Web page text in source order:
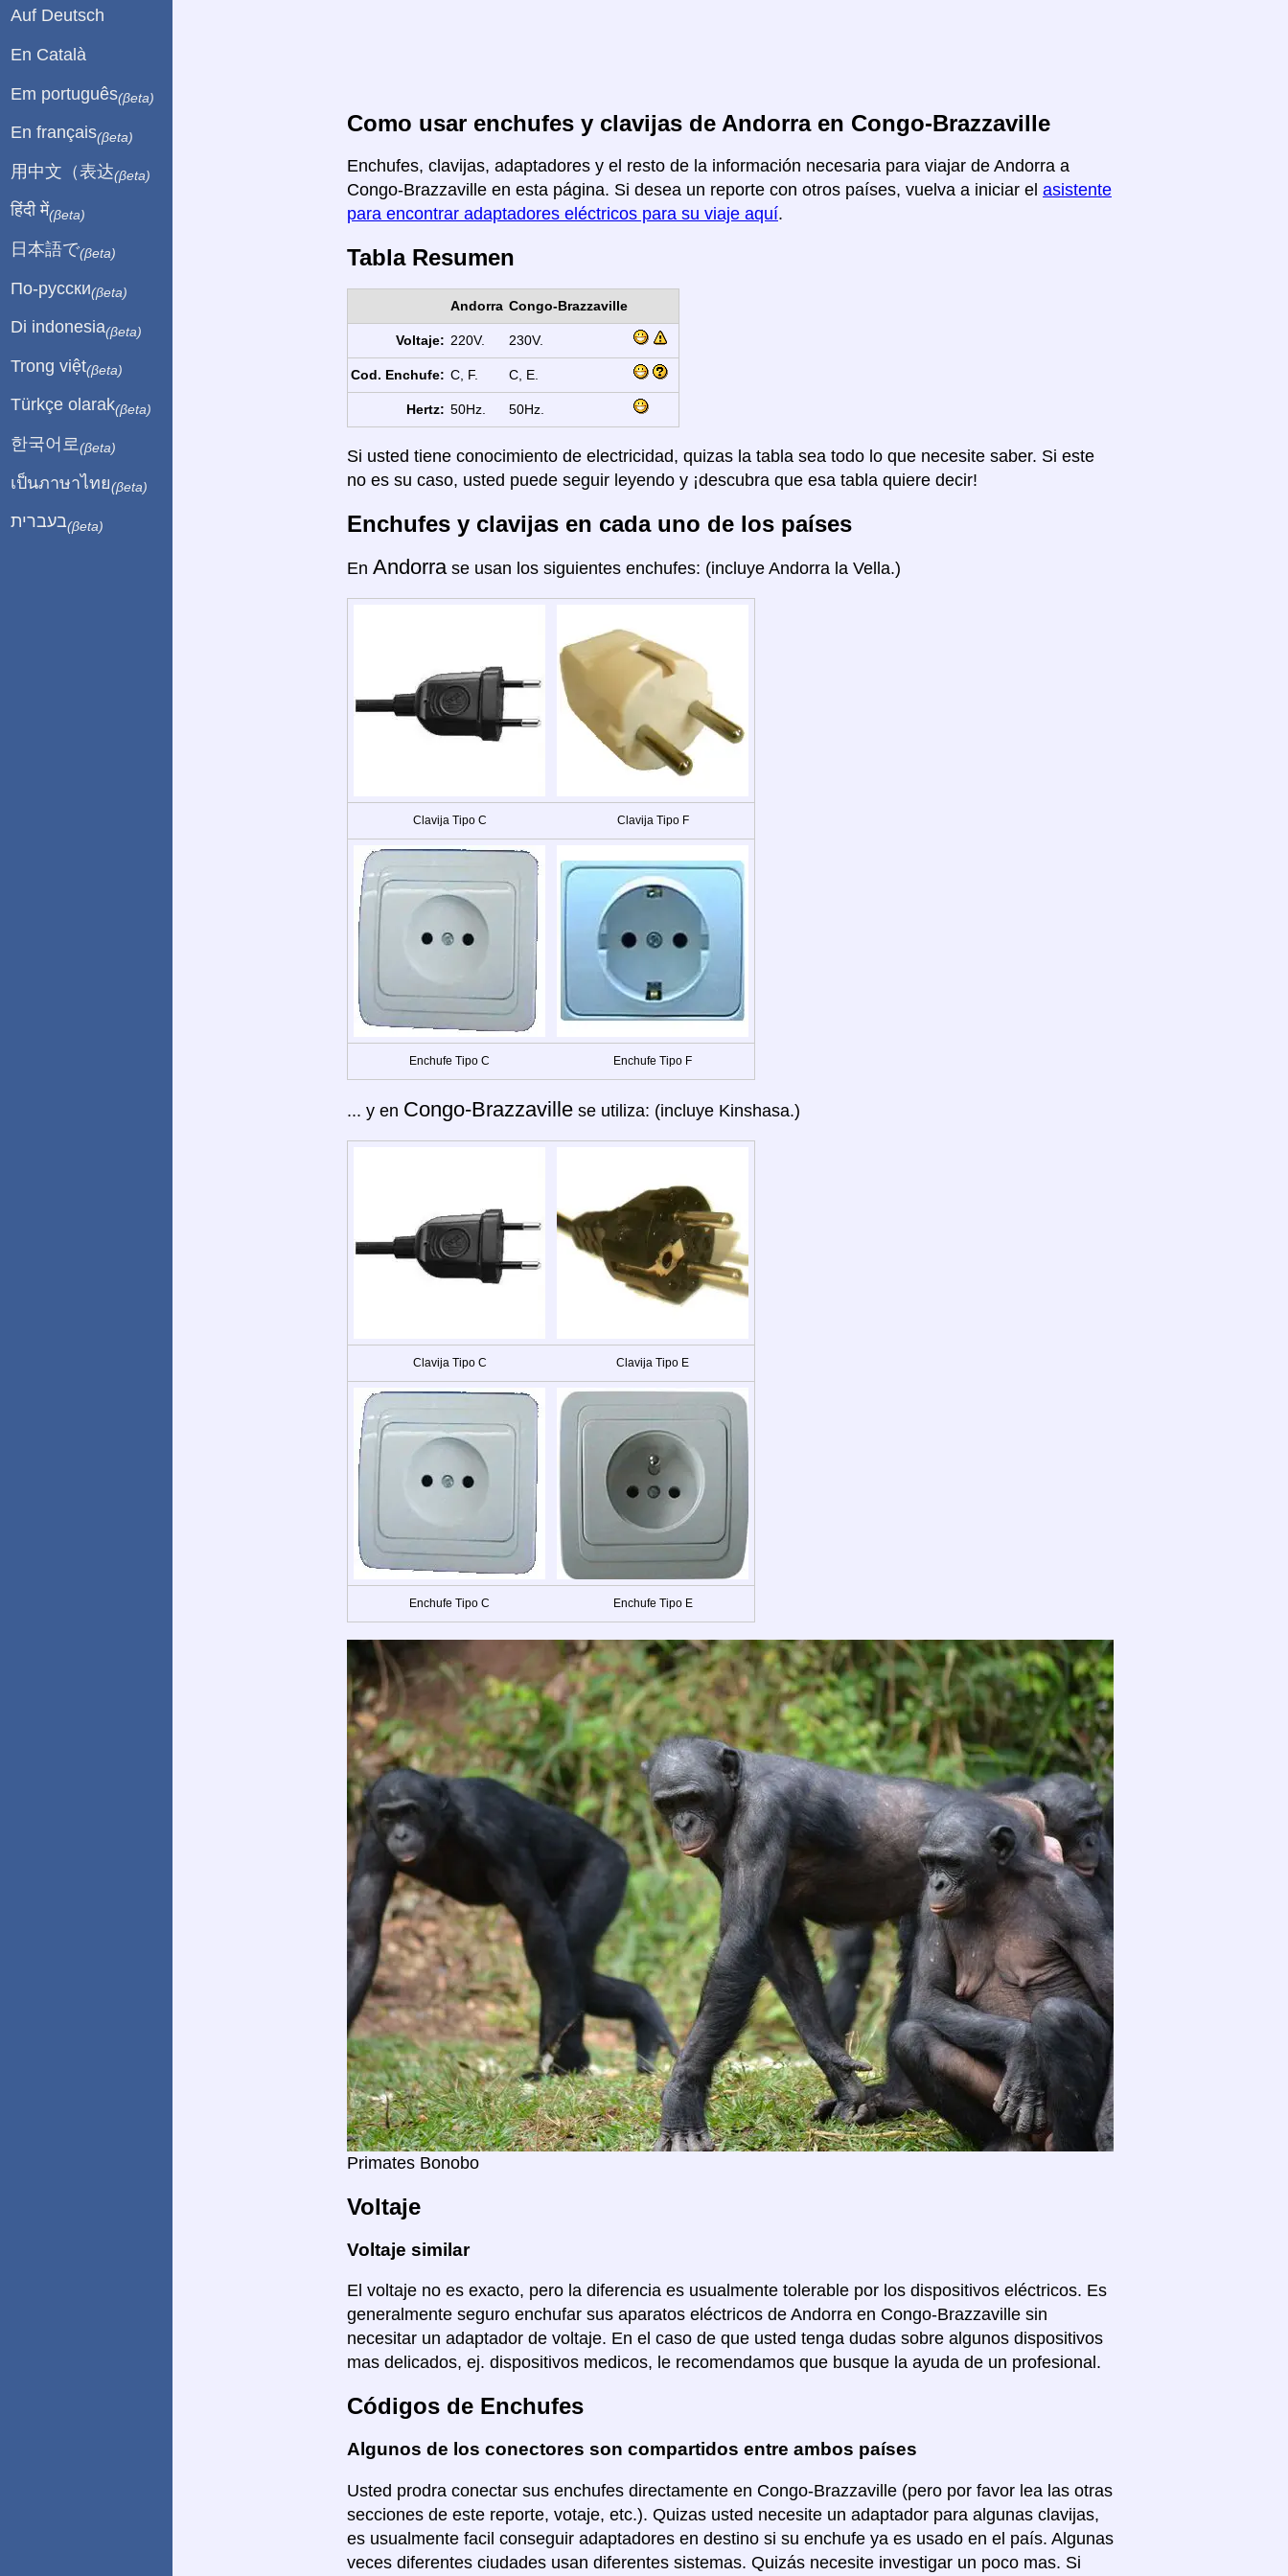
Como usar enchufes y clavijas de Andorra en Congo-Brazzaville
Enchufes, clavijas, adaptadores y el resto de la información necesaria para viajar de Andorra a
Congo-Brazzaville en esta página. Si desea un reporte con otros países, vuelva a iniciar el asistente
para encontrar adaptadores eléctricos para su viaje aquí.
Tabla Resumen
Andorra Congo-Brazzaville
Voltaje: 220V. 230V.
Cod. Enchufe: C, F. C, E.
Hertz: 50Hz. 50Hz.
Si usted tiene conocimiento de electricidad, quizas la tabla sea todo lo que necesite saber. Si este
no es su caso, usted puede seguir leyendo y ¡descubra que esa tabla quiere decir!
Enchufes y clavijas en cada uno de los países
En Andorra se usan los siguientes enchufes: (incluye Andorra la Vella.)
Clavija Tipo C Clavija Tipo F
Enchufe Tipo C Enchufe Tipo F
... y en Congo-Brazzaville se utiliza: (incluye Kinshasa.)
Clavija Tipo C Clavija Tipo E
Enchufe Tipo C Enchufe Tipo E
Primates Bonobo
Voltaje
Voltaje similar
El voltaje no es exacto, pero la diferencia es usualmente tolerable por los dispositivos eléctricos. Es
generalmente seguro enchufar sus aparatos eléctricos de Andorra en Congo-Brazzaville sin
necesitar un adaptador de voltaje. En el caso de que usted tenga dudas sobre algunos dispositivos
mas delicados, ej. dispositivos medicos, le recomendamos que busque la ayuda de un profesional.
Códigos de Enchufes
Algunos de los conectores son compartidos entre ambos países
Usted prodra conectar sus enchufes directamente en Congo-Brazzaville (pero por favor lea las otras
secciones de este reporte, votaje, etc.). Quizas usted necesite un adaptador para algunas clavijas,
es usualmente facil conseguir adaptadores en destino si su enchufe ya es usado en el país. Algunas
veces diferentes ciudades usan diferentes sistemas. Quizás necesite investigar un poco mas. Si
Auf Deutsch
En Català
Em português(βeta)
En français(βeta)
用中文（表达(βeta)
हिंदी में(βeta)
日本語で(βeta)
По-русски(βeta)
Di indonesia(βeta)
Trong việt(βeta)
Türkçe olarak(βeta)
한국어로 (βeta)
เป็นภาษาไทย(βeta)
בעברית(βeta)